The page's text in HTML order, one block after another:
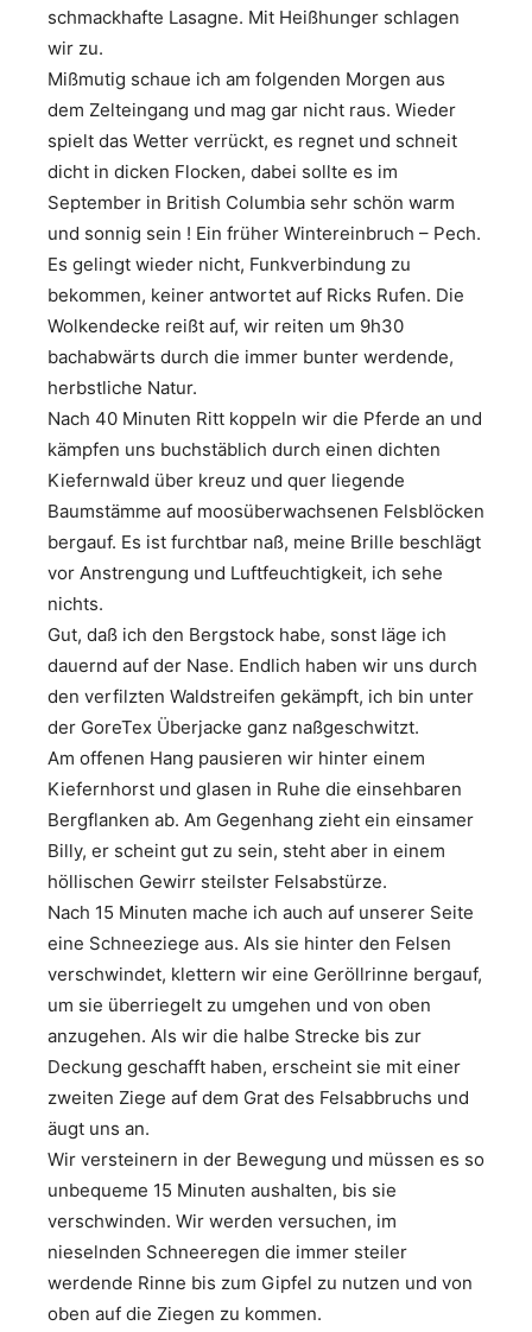
schmackhafte Lasagne. Mit Heißhunger schlagen
wir zu.
Mißmutig schaue ich am folgenden Morgen aus
dem Zelteingang und mag gar nicht raus. Wieder
spielt das Wetter verrückt, es regnet und schneit
dicht in dicken Flocken, dabei sollte es im
September in British Columbia sehr schön warm
und sonnig sein ! Ein früher Wintereinbruch – Pech.
Es gelingt wieder nicht, Funkverbindung zu
bekommen, keiner antwortet auf Ricks Rufen. Die
Wolkendecke reißt auf, wir reiten um 9h30
bachabwärts durch die immer bunter werdende,
herbstliche Natur.
Nach 40 Minuten Ritt koppeln wir die Pferde an und
kämpfen uns buchstäblich durch einen dichten
Kiefernwald über kreuz und quer liegende
Baumstämme auf moosüberwachsenen Felsblöcken
bergauf. Es ist furchtbar naß, meine Brille beschlägt
vor Anstrengung und Luftfeuchtigkeit, ich sehe
nichts.
Gut, daß ich den Bergstock habe, sonst läge ich
dauernd auf der Nase. Endlich haben wir uns durch
den verfilzten Waldstreifen gekämpft, ich bin unter
der GoreTex Überjacke ganz naßgeschwitzt.
Am offenen Hang pausieren wir hinter einem
Kiefernhorst und glasen in Ruhe die einsehbaren
Bergflanken ab. Am Gegenhang zieht ein einsamer
Billy, er scheint gut zu sein, steht aber in einem
höllischen Gewirr steilster Felsabstürze.
Nach 15 Minuten mache ich auch auf unserer Seite
eine Schneeziege aus. Als sie hinter den Felsen
verschwindet, klettern wir eine Geröllrinne bergauf,
um sie überriegelt zu umgehen und von oben
anzugehen. Als wir die halbe Strecke bis zur
Deckung geschafft haben, erscheint sie mit einer
zweiten Ziege auf dem Grat des Felsabbruchs und
äugt uns an.
Wir versteinern in der Bewegung und müssen es so
unbequeme 15 Minuten aushalten, bis sie
verschwinden. Wir werden versuchen, im
nieselnden Schneeregen die immer steiler
werdende Rinne bis zum Gipfel zu nutzen und von
oben auf die Ziegen zu kommen.